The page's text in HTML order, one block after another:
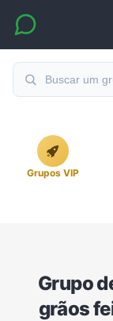
Grupos VIP
Divulgação
Grupo
grãos